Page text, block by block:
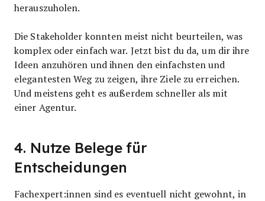
herauszuholen.
Die Stakeholder konnten meist nicht beurteilen, was
komplex oder einfach war. Jetzt bist du da, um dir ihre
Ideen anzuhören und ihnen den einfachsten und
elegantesten Weg zu zeigen, ihre Ziele zu erreichen.
Und meistens geht es außerdem schneller als mit
einer Agentur.
4. Nutze Belege für
Entscheidungen
Fachexpert:innen sind es eventuell nicht gewohnt, in